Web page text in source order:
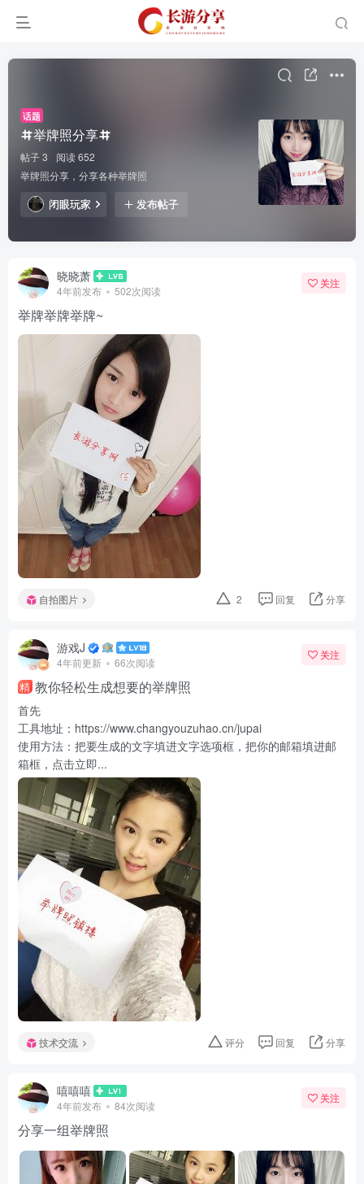
话题
举牌照分享
帖子 3
阅读 652
举牌照分享，分享各种举牌照
闭眼玩家 发布帖子
晓晓萧
4年前发布 502次阅读
关注
举牌举牌举牌~
自拍图片 2 回复 分享
游戏J
4年前更新 66次阅读
关注
精 教你轻松生成想要的举牌照
首先
工具地址：https://www.changyouzuhao.cn/jupai
使用方法：把要生成的文字填进文字选项框，把你的邮箱填进邮
箱框，点击立即...
技术交流 评分 回复 分享
嘻嘻嘻
4年前发布 84次阅读
关注
分享一组举牌照